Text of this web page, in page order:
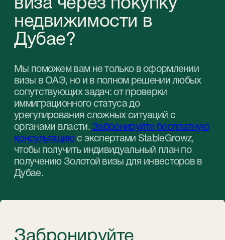
UAE, Dubai, IFZA Business Park, A2 building,